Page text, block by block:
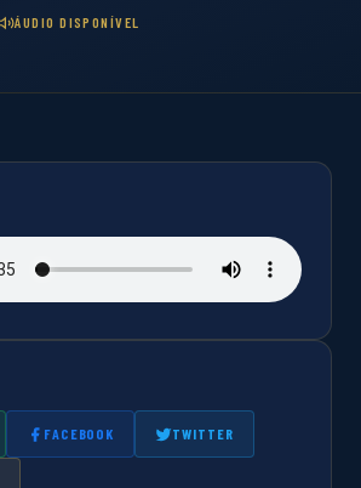
ÁUDIO DISPONÍVEL
FACEBOOK TWITTER